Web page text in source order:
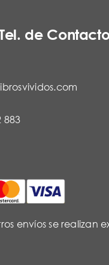
de
883
envíos se realizan